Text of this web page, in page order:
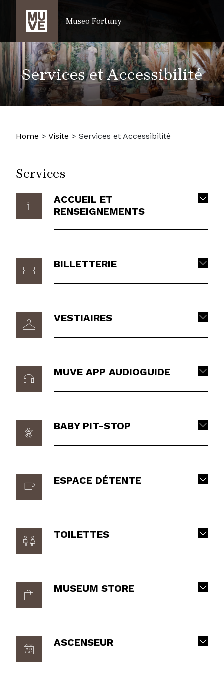
PASSER AU CONTENU PRINCIPAL
Museo Fortuny
Services et Accessibilité
Home > Visite > Services et Accessibilité
Services
ACCUEIL ET
RENSEIGNEMENTS
BILLETTERIE
VESTIAIRES
MUVE APP AUDIOGUIDE
BABY PIT-STOP
ESPACE DÉTENTE
TOILETTES
MUSEUM STORE
ASCENSEUR